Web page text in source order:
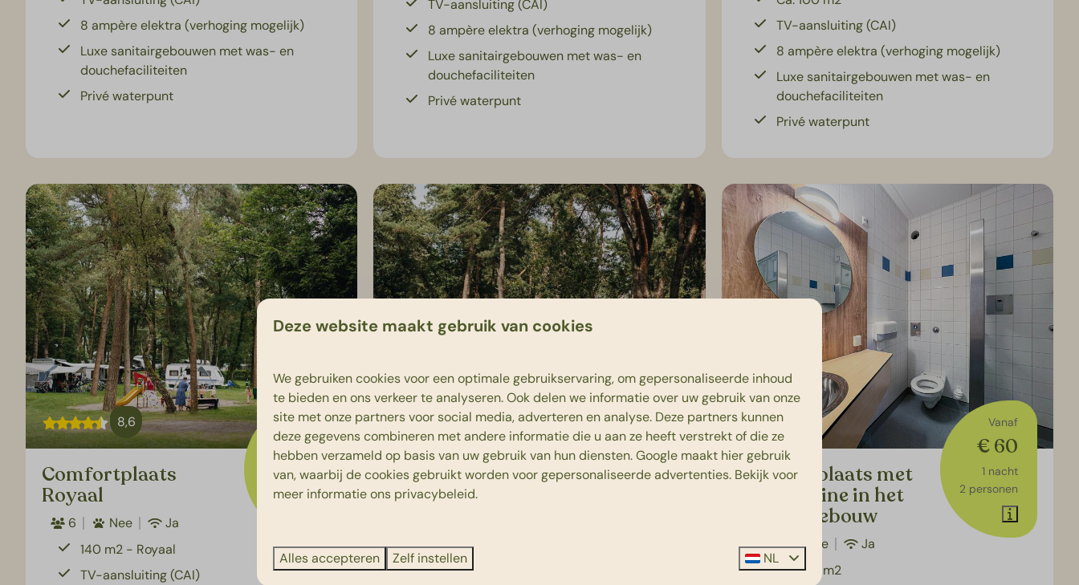
8 ampère elektra (verhoging mogelijk)
Luxe sanitairgebouwen met was- en
douchefaciliteiten
Privé waterpunt
TV-aansluiting (CAI)
8 ampère elektra (verhoging mogelijk)
Luxe sanitairgebouwen met was- en
douchefaciliteiten
Privé waterpunt
TV-aansluiting (CAI)
8 ampère elektra (verhoging mogelijk)
Luxe sanitairgebouwen met was- en
douchefaciliteiten
Privé waterpunt
8,6 Vanaf
€ 53
1 nacht
2 personen
Comfortplaats
Royaal
6 Nee
Ja
140 m2 - Royaal
TV-aansluiting (CAI)
Vanaf
€ 56
1 nacht
Comfortplaats
Royaal met huisdier
140 m2 - Royaal
TV-aansluiting (CAI)
Vanaf
€ 60
1 nacht
2 personen
Comfortplaats met
Privé cabine in het
sanitairgebouw
6 Nee
Ja
Ca. 100 m2
Deze website maakt gebruik van cookies
We gebruiken cookies voor een optimale gebruikservaring, om gepersonaliseerde inhoud
te bieden en ons verkeer te analyseren. Ook delen we informatie over uw gebruik van onze
site met onze partners voor social media, adverteren en analyse. Deze partners kunnen
deze gegevens combineren met andere informatie die u aan ze heeft verstrekt of die ze
hebben verzameld op basis van uw gebruik van hun diensten.Google maakt hier gebruik
van, waarbij de cookies gebruikt worden voor gepersonaliseerde advertenties. Bekijk voor
meer informatie ons privacybeleid.
Alles accepteren Zelf instellen NL